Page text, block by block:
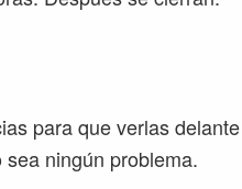
para que verlas
ningún problema.